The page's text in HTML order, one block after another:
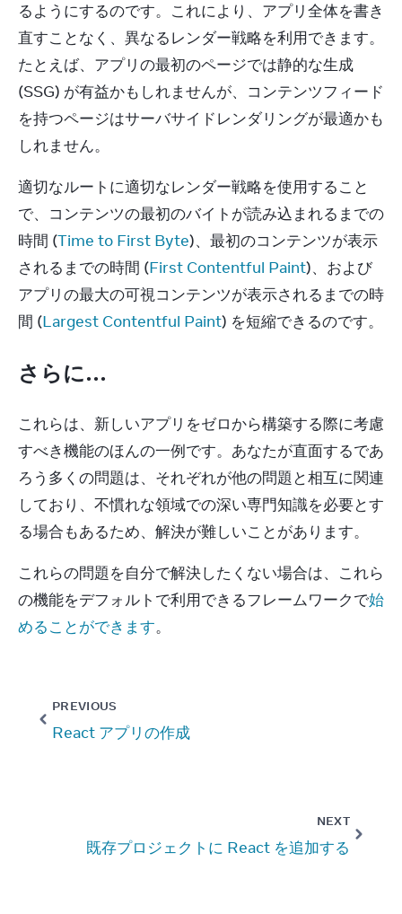
るようにするのです。これにより、アプリ全体を書き
直すことなく、異なるレンダー戦略を利用できます。
たとえば、アプリの最初のページでは静的な生成
(SSG) が有益かもしれませんが、コンテンツフィード
を持つページはサーバサイドレンダリングが最適かも
しれません。
適切なルートに適切なレンダー戦略を使用すること
で、コンテンツの最初のバイトが読み込まれるまでの
時間 (Time to First Byte)、最初のコンテンツが表示
されるまでの時間 (First Contentful Paint)、および
アプリの最大の可視コンテンツが表示されるまでの時
間 (Largest Contentful Paint) を短縮できるのです。
さらに…
これらは、新しいアプリをゼロから構築する際に考慮
すべき機能のほんの一例です。あなたが直面するであ
ろう多くの問題は、それぞれが他の問題と相互に関連
しており、不慣れな領域での深い専門知識を必要とす
る場合もあるため、解決が難しいことがあります。
これらの問題を自分で解決したくない場合は、これら
の機能をデフォルトで利用できるフレームワークで始
めることができます。
PREVIOUS
React アプリの作成
NEXT
既存プロジェクトに React を追加する